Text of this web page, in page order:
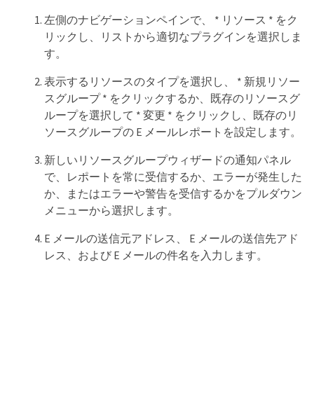
左側のナビゲーションペインで、 * リソース * をク
リックし、リストから適切なプラグインを選択しま
す。
表示するリソースのタイプを選択し、 * 新規リソー
スグループ * をクリックするか、既存のリソースグ
ループを選択して * 変更 * をクリックし、既存のリ
ソースグループの E メールレポートを設定します。
新しいリソースグループウィザードの通知パネル
で、レポートを常に受信するか、エラーが発生した
か、またはエラーや警告を受信するかをプルダウン
メニューから選択します。
E メールの送信元アドレス、 E メールの送信先アド
レス、および E メールの件名を入力します。